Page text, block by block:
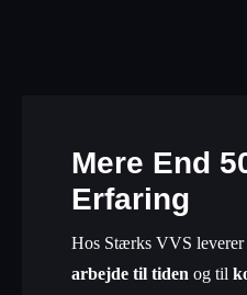
Mere End
Erfaring
Hos Stærks VVS leverer
arbejde til tiden og til